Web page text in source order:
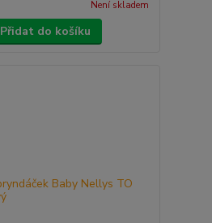
Není skladem
Přidat do košíku